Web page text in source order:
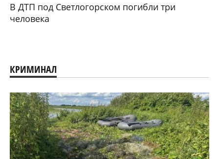
В ДТП под Светлогорском погибли три
человека
КРИМИНАЛ